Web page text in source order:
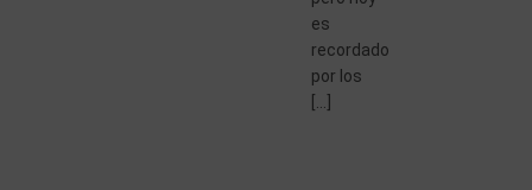
es
recordado
por los